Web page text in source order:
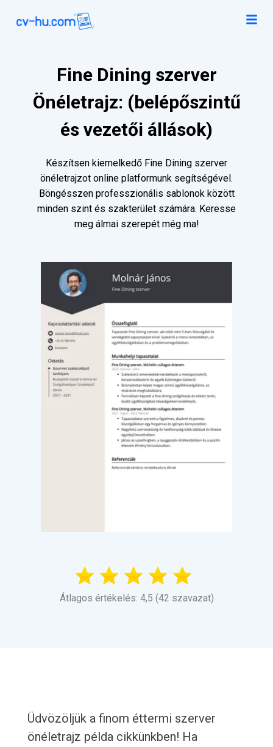
Fine Dining szerver
Önéletrajz: (belépőszintű
és vezetői állások)
Készítsen kiemelkedő Fine Dining szerver
önéletrajzot online platformunk segítségével.
Böngésszen professzionális sablonok között
minden szint és szakterület számára. Keresse
meg álmai szerepét még ma!
Átlagos értékelés: 4,5 (42 szavazat)
Üdvözöljük a finom éttermi szerver
önéletrajz példa cikkünkben! Ha